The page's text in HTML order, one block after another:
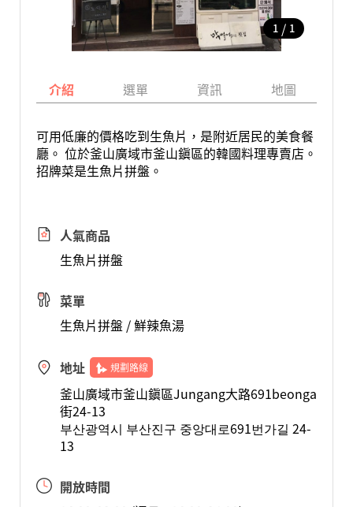
1 / 1
介紹 選單 資訊 地圖
可用低廉的價格吃到生魚片，是附近居民的美食餐
廳。 位於釜山廣域市釜山鎭區的韓國料理專賣店。
招牌菜是生魚片拼盤。
人氣商品
生魚片拼盤
菜單
生魚片拼盤 / 鮮辣魚湯
地址 規劃路線
釜山廣域市釜山鎭區Jungang大路691beonga
街24-13
부산광역시 부산진구 중앙대로691번가길 24-
13
開放時間